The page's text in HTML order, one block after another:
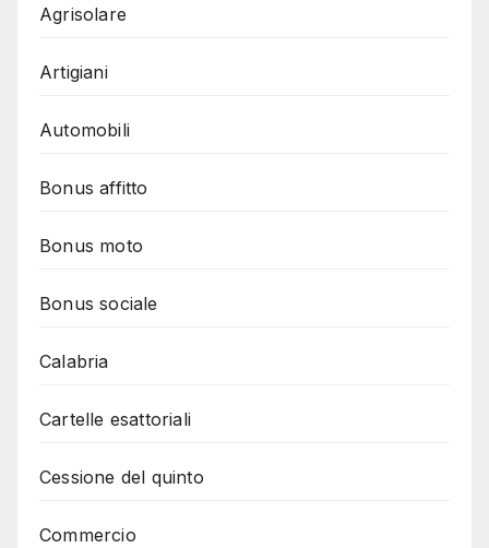
Agrisolare
Artigiani
Automobili
Bonus affitto
Bonus moto
Bonus sociale
Calabria
Cartelle esattoriali
Cessione del quinto
Commercio